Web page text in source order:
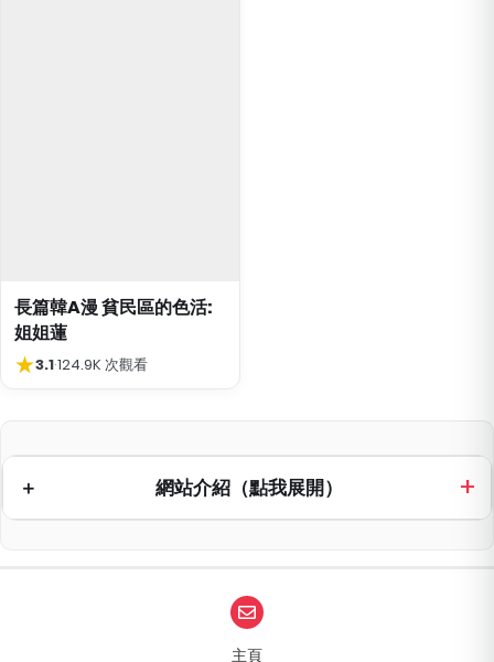
長篇韓A漫 貧民區的色活:
姐姐蓮
★3.1·124.9K 次觀看
網站介紹（點我展開）
主頁